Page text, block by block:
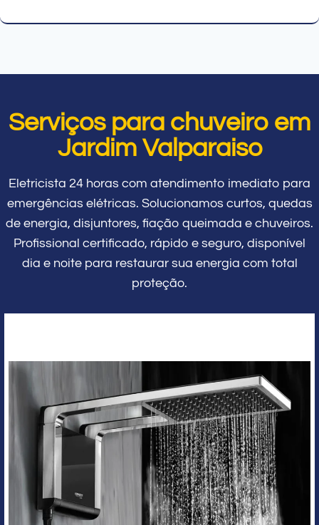
Serviços para chuveiro em
Jardim Valparaiso
Eletricista 24 horas com atendimento imediato para
emergências elétricas. Solucionamos curtos, quedas
de energia, disjuntores, fiação queimada e chuveiros.
Profissional certificado, rápido e seguro, disponível
dia e noite para restaurar sua energia com total
proteção.